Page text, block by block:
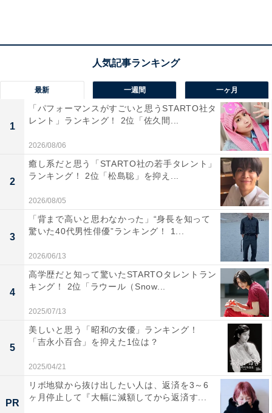
およそ68％の人が商品を買うなど、心がけていることが
心がけていることは「商品を買う」
心がけていることが「ある」を選んだ人からは、以下の
「綺麗に使う。飲み物やおにぎりを買う（30代・女
最新 一週間 一ヶ月
1
「パフォーマンスがすごいと思うSTARTO社タ
レント」ランキング！ 2位「佐久間...
2026/08/06
2
癒し系だと思う「STARTO社の若手タレント」
ランキング！ 2位「松島聡」を抑え...
2026/08/05
3
「背まで高いと思わなかった」“身長を知って
驚いた40代男性俳優”ランキング！ 1...
2026/06/13
4
高学歴だと知って驚いたSTARTOタレントラン
キング！ 2位「ラウール（Snow...
2025/07/13
5
美しいと思う「昭和の女優」ランキング！
「吉永小百合」を抑えた1位は？
2025/04/21
PR
リボ地獄から抜け出したい人は、返済を3～6
ヶ月停止して『大幅に減額してから返済す...